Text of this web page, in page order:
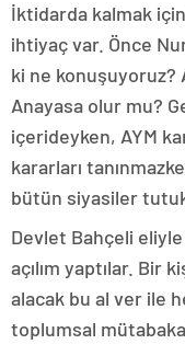
İktidarda kalmak
ihtiyaç var. Önce
ki ne konuşuyoruz?
Anayasa olur mu?
içerideyken, AYM
kararları
bütün siyasiler
Devlet Bahçeli
açılım yaptılar. Bir
alacak bu al ver ile
toplumsal